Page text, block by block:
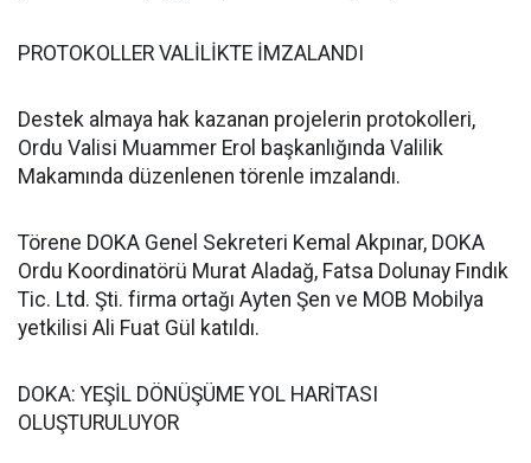
PROTOKOLLER VALİLİKTE İMZALANDI
Destek almaya hak kazanan projelerin protokolleri,
Ordu Valisi Muammer Erol başkanlığında Valilik
Makamında düzenlenen törenle imzalandı.
Törene DOKA Genel Sekreteri Kemal Akpınar, DOKA
Ordu Koordinatörü Murat Aladağ, Fatsa Dolunay Fındık
Tic. Ltd. Şti. firma ortağı Ayten Şen ve MOB Mobilya
yetkilisi Ali Fuat Gül katıldı.
DOKA: YEŞİL DÖNÜŞÜME YOL HARİTASI
OLUŞTURULUYOR